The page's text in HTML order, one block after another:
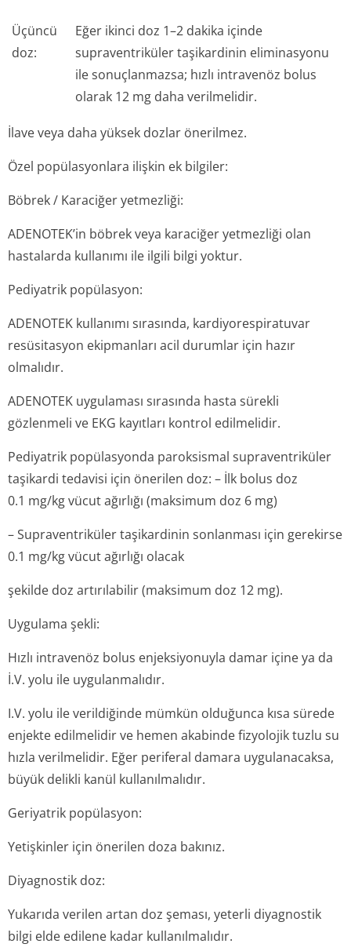
Üçüncü
doz:
Eğer ikinci doz 1–2 dakika içinde
supraventriküler taşikardinin eliminasyonu
ile sonuçlanmazsa; hızlı intravenöz bolus
olarak 12 mg daha verilmelidir.
İlave veya daha yüksek dozlar önerilmez.
Özel popülasyonlara ilişkin ek bilgiler:
Böbrek / Karaciğer yetmezliği:
ADENOTEK’in böbrek veya karaciğer yetmezliği olan
hastalarda kullanımı ile ilgili bilgi yoktur.
Pediyatrik popülasyon:
ADENOTEK kullanımı sırasında, kardiyorespiratuvar
resüsitasyon ekipmanları acil durumlar için hazır
olmalıdır.
ADENOTEK uygulaması sırasında hasta sürekli
gözlenmeli ve EKG kayıtları kontrol edilmelidir.
Pediyatrik popülasyonda paroksismal supraventriküler
taşikardi tedavisi için önerilen doz: – İlk bolus doz
0.1 mg/kg vücut ağırlığı (maksimum doz 6 mg)
– Supraventriküler taşikardinin sonlanması için gerekirse
0.1 mg/kg vücut ağırlığı olacak
şekilde doz artırılabilir (maksimum doz 12 mg).
Uygulama şekli:
Hızlı intravenöz bolus enjeksiyonuyla damar içine ya da
İ.V. yolu ile uygulanmalıdır.
I.V. yolu ile verildiğinde mümkün olduğunca kısa sürede
enjekte edilmelidir ve hemen akabinde fizyolojik tuzlu su
hızla verilmelidir. Eğer periferal damara uygulanacaksa,
büyük delikli kanül kullanılmalıdır.
Geriyatrik popülasyon:
Yetişkinler için önerilen doza bakınız.
Diyagnostik doz:
Yukarıda verilen artan doz şeması, yeterli diyagnostik
bilgi elde edilene kadar kullanılmalıdır.